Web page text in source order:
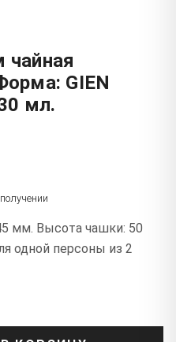
GIEN
мл.
мм. Высота чашки: 50
одной персоны из 2